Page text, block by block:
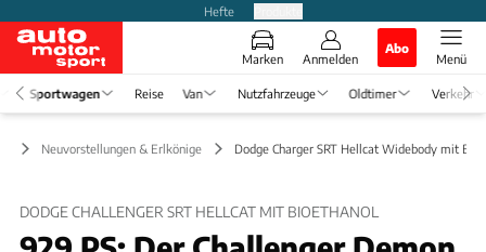
Hefte
Marken Anmelden
Abo
Menü
Sportwagen Reise Van Nutzfahrzeuge Oldtimer Verkehr
Neuvorstellungen & Erlkönige Dodge Charger SRT Hellcat Widebody mit
DODGE CHALLENGER SRT HELLCAT MIT BIOETHANOL